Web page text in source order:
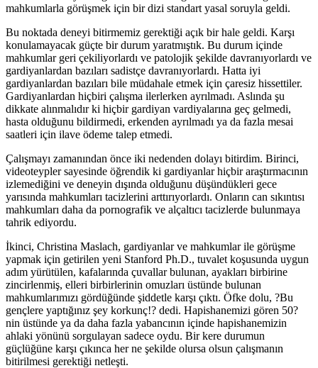
mahkumlarla görüşmek için bir dizi standart yasal soruyla geldi.
Bu noktada deneyi bitirmemiz gerektiği açık bir hale geldi. Karşı
konulamayacak güçte bir durum yaratmıştık. Bu durum içinde
mahkumlar geri çekiliyorlardı ve patolojik şekilde davranıyorlardı ve
gardiyanlardan bazıları sadistçe davranıyorlardı. Hatta iyi
gardiyanlardan bazıları bile müdahale etmek için çaresiz hissettiler.
Gardiyanlardan hiçbiri çalışma ilerlerken ayrılmadı. Aslında şu
dikkate alınmalıdır ki hiçbir gardiyan vardiyalarına geç gelmedi,
hasta olduğunu bildirmedi, erkenden ayrılmadı ya da fazla mesai
saatleri için ilave ödeme talep etmedi.
Çalışmayı zamanından önce iki nedenden dolayı bitirdim. Birinci,
videoteypler sayesinde öğrendik ki gardiyanlar hiçbir araştırmacının
izlemediğini ve deneyin dışında olduğunu düşündükleri gece
yarısında mahkumları tacizlerini arttırıyorlardı. Onların can sıkıntısı
mahkumları daha da pornografik ve alçaltıcı tacizlerde bulunmaya
tahrik ediyordu.
İkinci, Christina Maslach, gardiyanlar ve mahkumlar ile görüşme
yapmak için getirilen yeni Stanford Ph.D., tuvalet koşusunda uygun
adım yürütülen, kafalarında çuvallar bulunan, ayakları birbirine
zincirlenmiş, elleri birbirlerinin omuzları üstünde bulunan
mahkumlarımızı gördüğünde şiddetle karşı çıktı. Öfke dolu, ?Bu
gençlere yaptığınız şey korkunç!? dedi. Hapishanemizi gören 50?
nin üstünde ya da daha fazla yabancının içinde hapishanemizin
ahlaki yönünü sorgulayan sadece oydu. Bir kere durumun
güçlüğüne karşı çıkınca her ne şekilde olursa olsun çalışmanın
bitirilmesi gerektiği netleşti.